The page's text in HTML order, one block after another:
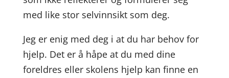
med like stor selvinnsikt som deg.
Jeg er enig med deg i at du har behov for
hjelp. Det er å håpe at du med dine
foreldres eller skolens hjelp kan finne en